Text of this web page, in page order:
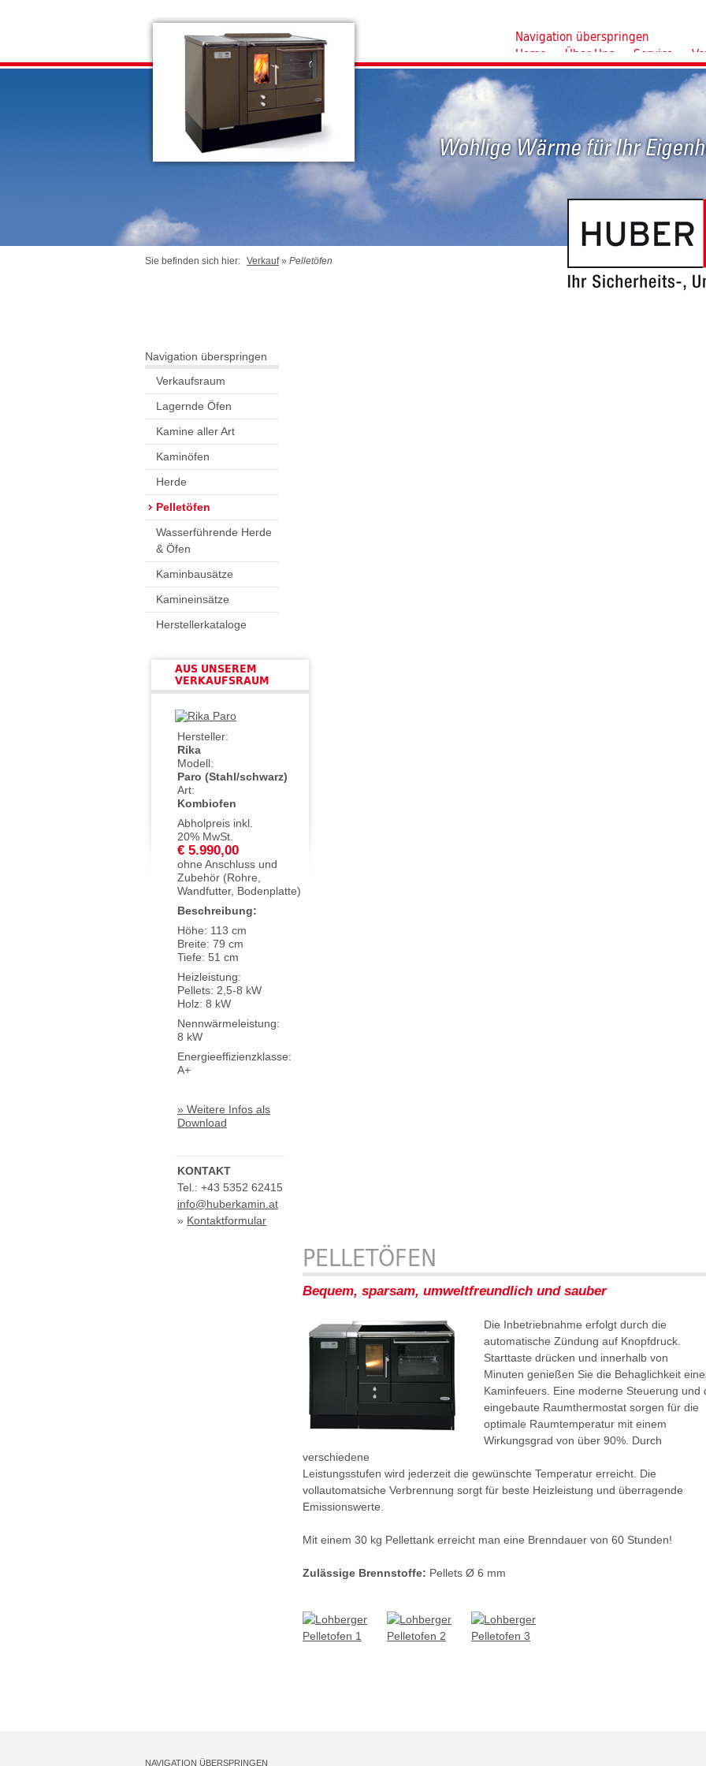
Navigation überspringen
Home
Über Uns Service
Sie befinden sich hier: Verkauf» Pelletöfen
Navigation überspringen
Verkaufsraum
Lagernde Öfen
Kamine aller Art
Kaminöfen
Herde
Pelletöfen
Wasserführende Herde
& Öfen
Kaminbausätze
Kamineinsätze
Herstellerkataloge
AUS UNSEREM
VERKAUFSRAUM
Hersteller:
Rika
Modell:
Paro (Stahl/schwarz)
Art:
Kombiofen
Abholpreis inkl.
20% MwSt.
€ 5.990,00
ohne Anschluss und
Zubehör (Rohre,
Wandfutter, Bodenplatte)
Beschreibung:
Höhe: 113 cm
Breite: 79 cm
Tiefe: 51 cm
Heizleistung:
Pellets: 2,5-8 kW
Holz: 8 kW
Nennwärmeleistung:
8 kW
Energieeffizienzklasse:
A+
» Weitere Infos als
Download
KONTAKT
Tel.: +43 5352 62415
info@huberkamin.at
» Kontaktformular
PELLETÖFEN
Bequem, sparsam, umweltfreundlich und sauber
Die Inbetriebnahme erfolgt durch die
automatische Zündung auf Knopfdruck.
Starttaste drücken und innerhalb von
Minuten genießen Sie die Behaglichkeit
Kaminfeuers. Eine moderne Steuerung und
eingebaute Raumthermostat sorgen für die
optimale Raumtemperatur mit einem
Wirkungsgrad von über 90%. Durch
verschiedene
Leistungsstufen wird jederzeit die gewünschte Temperatur erreicht. Die
vollautomatsiche Verbrennung sorgt für beste Heizleistung und überragende
Emissionswerte.
Mit einem 30 kg Pellettank erreicht man eine Brenndauer von 60 Stunden!
Zulässige Brennstoffe: Pellets Ø 6 mm
NAVIGATION ÜBERSPRINGEN